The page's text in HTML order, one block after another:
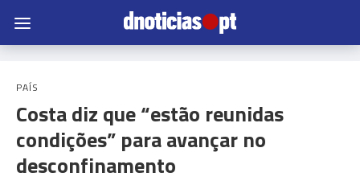
PAÍS
Costa diz que “estão reunidas
condições” para avançar no
desconfinamento